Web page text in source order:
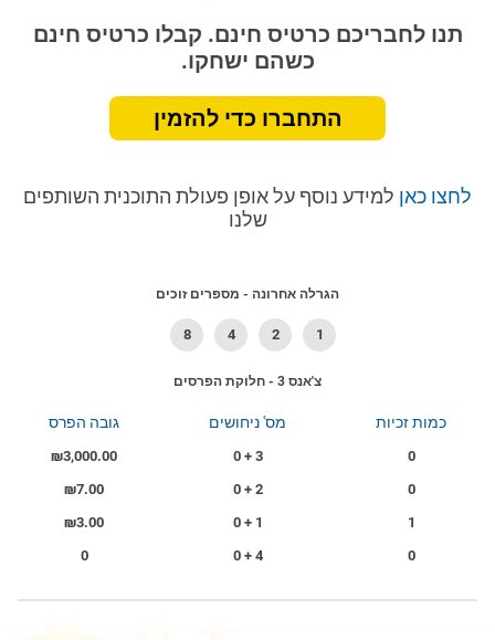
תנו לחבריכם כרטיס חינם. קבלו כרטיס חינם
כשהם ישחקו.
התחברו כדי להזמין
לחצו כאן למידע נוסף על אופן פעולת התוכנית השותפים
שלנו
הגרלה אחרונה - מספרים זוכים
8 4 2 1
צ'אנס 3 - חלוקת הפרסים
כמות זכיות מס' ניחושים גובה הפרס
0
0
1
0
3 + 0
2 + 0
1 + 0
4 + 0
₪3,000.00
₪7.00
₪3.00
0